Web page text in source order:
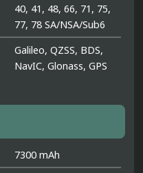
40, 41, 48, 66, 71, 75,
77, 78 SA/NSA/Sub6
Galileo, QZSS, BDS,
NavIC, Glonass, GPS
7300 mAh